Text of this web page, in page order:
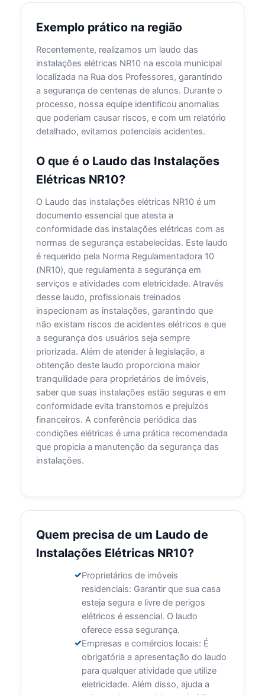
Exemplo prático na região
Recentemente, realizamos um laudo das
instalações elétricas NR10 na escola municipal
localizada na Rua dos Professores, garantindo
a segurança de centenas de alunos. Durante o
processo, nossa equipe identificou anomalias
que poderiam causar riscos, e com um relatório
detalhado, evitamos potenciais acidentes.
O que é o Laudo das Instalações
Elétricas NR10?
O Laudo das instalações elétricas NR10 é um
documento essencial que atesta a
conformidade das instalações elétricas com as
normas de segurança estabelecidas. Este laudo
é requerido pela Norma Regulamentadora 10
(NR10), que regulamenta a segurança em
serviços e atividades com eletricidade. Através
desse laudo, profissionais treinados
inspecionam as instalações, garantindo que
não existam riscos de acidentes elétricos e que
a segurança dos usuários seja sempre
priorizada. Além de atender à legislação, a
obtenção deste laudo proporciona maior
tranquilidade para proprietários de imóveis,
saber que suas instalações estão seguras e em
conformidade evita transtornos e prejuízos
financeiros. A conferência periódica das
condições elétricas é uma prática recomendada
que propicia a manutenção da segurança das
instalações.
Quem precisa de um Laudo de
Instalações Elétricas NR10?
Proprietários de imóveis
residenciais: Garantir que sua casa
esteja segura e livre de perigos
elétricos é essencial. O laudo
oferece essa segurança.
Empresas e comércios locais: É
obrigatória a apresentação do laudo
para qualquer atividade que utilize
eletricidade. Além disso, ajuda a